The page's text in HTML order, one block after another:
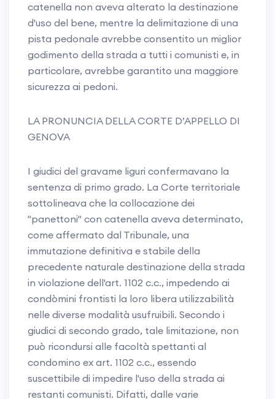
catenella non aveva alterato la destinazione
d'uso del bene, mentre la delimitazione di una
pista pedonale avrebbe consentito un miglior
godimento della strada a tutti i comunisti e, in
particolare, avrebbe garantito una maggiore
sicurezza ai pedoni.
LA PRONUNCIA DELLA CORTE D’APPELLO DI
GENOVA
I giudici del gravame liguri confermavano la
sentenza di primo grado. La Corte territoriale
sottolineava che la collocazione dei
"panettoni" con catenella aveva determinato,
come affermato dal Tribunale, una
immutazione definitiva e stabile della
precedente naturale destinazione della strada
in violazione dell'art. 1102 c.c., impedendo ai
condòmini frontisti la loro libera utilizzabilità
nelle diverse modalità usufruibili. Secondo i
giudici di secondo grado, tale limitazione, non
può ricondursi alle facoltà spettanti al
condomino ex art. 1102 c.c., essendo
suscettibile di impedire l'uso della strada ai
restanti comunisti. Difatti, dalle varie